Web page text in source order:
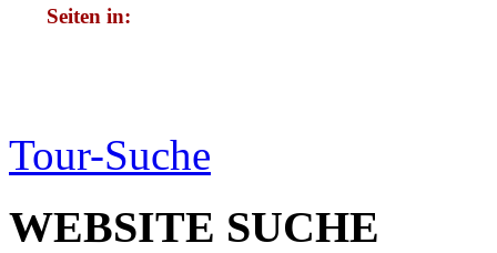
Seiten in:
Tour-Suche
WEBSITE SUCHE